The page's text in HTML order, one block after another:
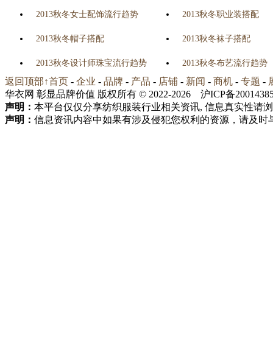
2013秋冬女士配饰流行趋势 2013秋冬职业装搭配
2013秋冬帽子搭配 2013秋冬袜子搭配
2013秋冬设计师珠宝流行趋势 2013秋冬布艺流行趋势
返回顶部↑首页 - 企业 - 品牌 - 产品 - 店铺 - 新闻 - 商机 - 专题 -
华衣网 彰显品牌价值 版权所有 © 2022-2026 沪ICP备
声明： 本平台仅仅分享纺织服装行业相关资讯, 信息真实性请
声明： 信息资讯内容中如果有涉及侵犯您权利的资源，请及时